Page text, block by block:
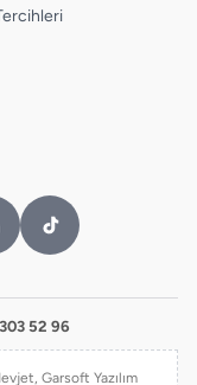
52 96
Garsoft Yazılım